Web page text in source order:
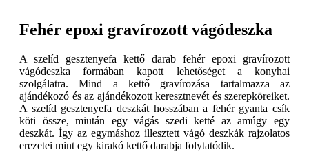
Fehér epoxi gravírozott vágódeszka
A szelíd gesztenyefa kettő darab fehér epoxi gravírozott
vágódeszka formában kapott lehetőséget a konyhai
szolgálatra. Mind a kettő gravírozása tartalmazza az
ajándékozó és az ajándékozott keresztnevét és szerepköreiket.
A szelíd gesztenyefa deszkát hosszában a fehér gyanta csík
köti össze, miután egy vágás szedi ketté az amúgy egy
deszkát. Így az egymáshoz illesztett vágó deszkák rajzolatos
erezetei mint egy kirakó kettő darabja folytatódik.